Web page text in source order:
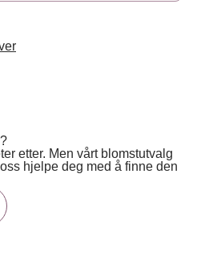
etter. Men vårt blomstutvalg
hjelpe deg med å finne den